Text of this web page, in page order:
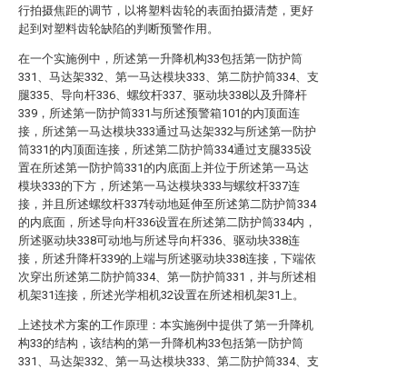
行拍摄焦距的调节，以将塑料齿轮的表面拍摄清楚，更好
起到对塑料齿轮缺陷的判断预警作用。
在一个实施例中，所述第一升降机构33包括第一防护筒
331、马达架332、第一马达模块333、第二防护筒334、支
腿335、导向杆336、螺纹杆337、驱动块338以及升降杆
339，所述第一防护筒331与所述预警箱101的内顶面连
接，所述第一马达模块333通过马达架332与所述第一防护
筒331的内顶面连接，所述第二防护筒334通过支腿335设
置在所述第一防护筒331的内底面上并位于所述第一马达
模块333的下方，所述第一马达模块333与螺纹杆337连
接，并且所述螺纹杆337转动地延伸至所述第二防护筒334
的内底面，所述导向杆336设置在所述第二防护筒334内，
所述驱动块338可动地与所述导向杆336、驱动块338连
接，所述升降杆339的上端与所述驱动块338连接，下端依
次穿出所述第二防护筒334、第一防护筒331，并与所述相
机架31连接，所述光学相机32设置在所述相机架31上。
上述技术方案的工作原理：本实施例中提供了第一升降机
构33的结构，该结构的第一升降机构33包括第一防护筒
331、马达架332、第一马达模块333、第二防护筒334、支